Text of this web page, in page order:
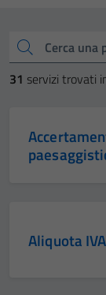
Cerca una parola chiave
31 servizi trovati
Aliquota